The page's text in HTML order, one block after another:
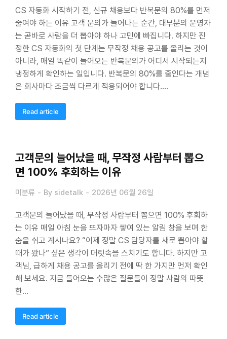
CS 자동화 시작하기 전, 신규 채용보다 반복문의 80%를 먼저
줄여야 하는 이유 고객 문의가 늘어나는 순간, 대부분의 운영자
는 곧바로 사람을 더 뽑아야 하나 고민에 빠집니다. 하지만 진
정한 CS 자동화의 첫 단계는 무작정 채용 공고를 올리는 것이
아니라, 매일 똑같이 들어오는 반복문의가 어디서 시작되는지
냉정하게 확인하는 일입니다. 반복문의 80%를 줄인다는 개념
은 회사마다 조금씩 다르게 적용되어야 합니다.…
Read article
고객문의 늘어났을 때, 무작정 사람부터 뽑으
면 100% 후회하는 이유
미분류 By sidetalk 2026년 06월 26일
고객문의 늘어났을 때, 무작정 사람부터 뽑으면 100% 후회하
는 이유 매일 아침 눈을 뜨자마자 쌓여 있는 알림 창을 보며 한
숨을 쉬고 계시나요? “이제 정말 CS 담당자를 새로 뽑아야 할
때가 왔나” 싶은 생각이 머릿속을 스치기도 합니다. 하지만 고
객님, 급하게 채용 공고를 올리기 전에 딱 한 가지만 먼저 확인
해 보세요. 지금 들어오는 수많은 질문들이 정말 사람의 따뜻
한…
Read article